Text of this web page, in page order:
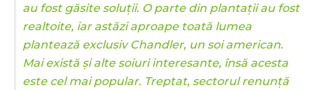
au fost găsite soluții. O parte din plantații au fost
realtoite, iar astăzi aproape toată lumea
plantează exclusiv Chandler, un soi american.
Mai există și alte soiuri interesante, însă acesta
este cel mai popular. Treptat, sectorul renunță